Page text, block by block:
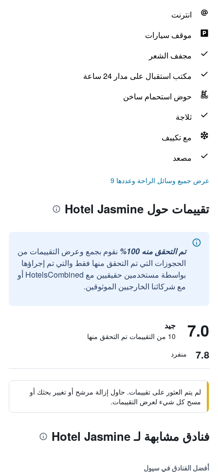
انترنت
موقف سيارات
مجفف الشعر
مكتب استقبال على مدار 24 ساعة
حوض استحمام ساخن
ثلاجة
مع تكييف
مصعد
عرض جميع وسائل الراحة وعددها 9
تقييمات حول Hotel Jasmine
تم التحقق منه 100%
نقوم بجمع وعرض التقييمات من
الحجوزات التي تم التحقق منها فقط والتي تم إجراؤها
بواسطة مستخدمين حقيقيين مع HotelsCombined أو
مع شركائنا الخارجيين الموثوقين.
7.0 جيد
10 من التقييمات تم التحقق منها
7.8 منفرد
لم يتم العثور على تقييمات. حاول إزالة مرشح أو تغيير بحثك أو
مسح كل شيء لعرض التقييمات.
فنادق مشابهة لـ Hotel Jasmine
أفضل الفنادق في سيول